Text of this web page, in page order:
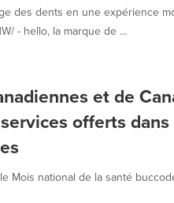
des dents en une expérience
- hello, la marque de ...
et de
offerts
Mois national de la santé